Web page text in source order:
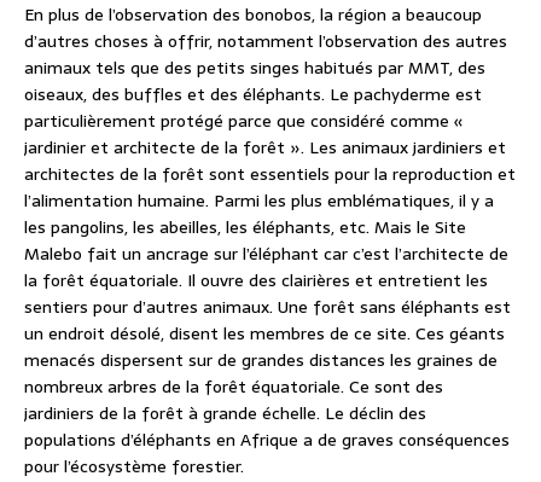
En plus de l’observation des bonobos, la région a beaucoup
d’autres choses à offrir, notamment l’observation des autres
animaux tels que des petits singes habitués par MMT, des
oiseaux, des buffles et des éléphants. Le pachyderme est
particulièrement protégé parce que considéré comme «
jardinier et architecte de la forêt ». Les animaux jardiniers et
architectes de la forêt sont essentiels pour la reproduction et
l’alimentation humaine. Parmi les plus emblématiques, il y a
les pangolins, les abeilles, les éléphants, etc. Mais le Site
Malebo fait un ancrage sur l’éléphant car c’est l’architecte de
la forêt équatoriale. Il ouvre des clairières et entretient les
sentiers pour d’autres animaux. Une forêt sans éléphants est
un endroit désolé, disent les membres de ce site. Ces géants
menacés dispersent sur de grandes distances les graines de
nombreux arbres de la forêt équatoriale. Ce sont des
jardiniers de la forêt à grande échelle. Le déclin des
populations d’éléphants en Afrique a de graves conséquences
pour l’écosystème forestier.